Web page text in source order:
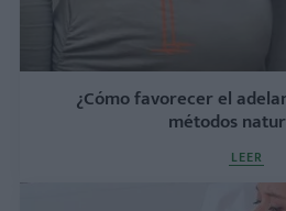
¿Cómo favorecer el
métodos
LEER